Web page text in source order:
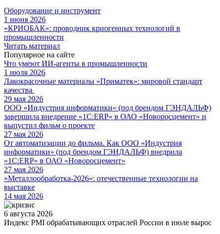
Оборудование и инструмент
1 июня 2026
«КРИОБАК»: проводник криогенных технологий в
промышленности
Читать материал
Популярное на сайте
Что умеют ИИ-агенты в промышленности
1 июля 2026
Лакокрасочные материалы «Приматек»: мировой стандарт
качества
29 мая 2026
ООО «Индустрия информатики» (под брендом ГЭНДАЛЬФ)
завершила внедрение «1С:ERP» в ОАО «Новоросцемент» и
выпустил фильм о проекте
27 мая 2026
От автоматизации до фильма. Как ООО «Индустрия
информатики» (под брендом ГЭНДАЛЬФ) внедрила
«1С:ERP» в ОАО «Новоросцемент»
27 мая 2026
«Металлообработка-2026»: отечественные технологии на
выставке
14 мая 2026
6 августа 2026
Индекс PMI обрабатывающих отраслей России в июле вырос